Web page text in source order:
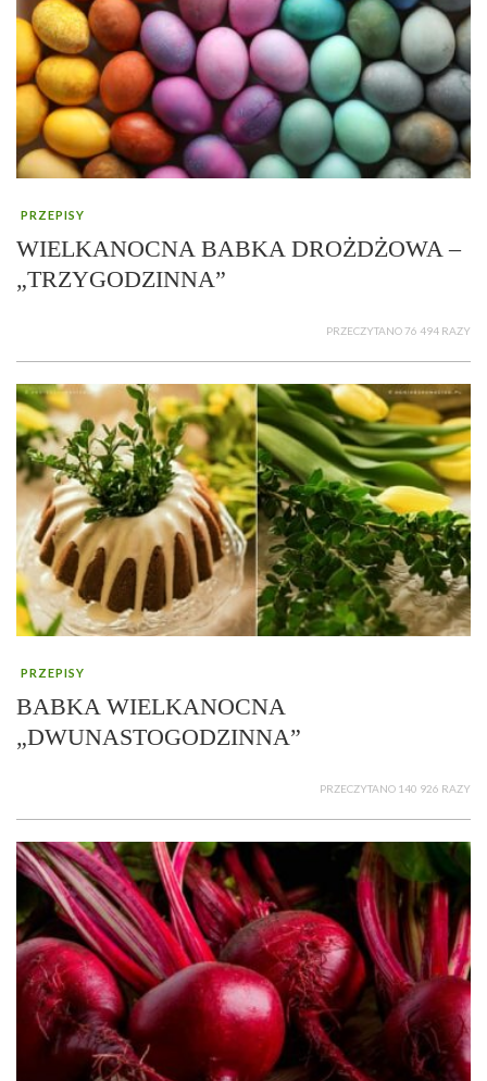
PRZEPISY
WIELKANOCNA BABKA DROŻDŻOWA –
„TRZYGODZINNA”
PRZECZYTANO 76 494 RAZY
PRZEPISY
BABKA WIELKANOCNA
„DWUNASTOGODZINNA”
PRZECZYTANO 140 926 RAZY